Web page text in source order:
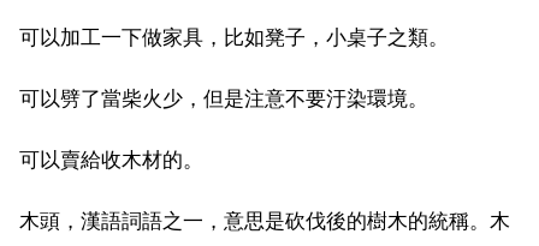
可以加工一下做家具，比如凳子，小桌子之類。
可以劈了當柴火少，但是注意不要汙染環境。
可以賣給收木材的。
木頭，漢語詞語之一，意思是砍伐後的樹木的統稱。木